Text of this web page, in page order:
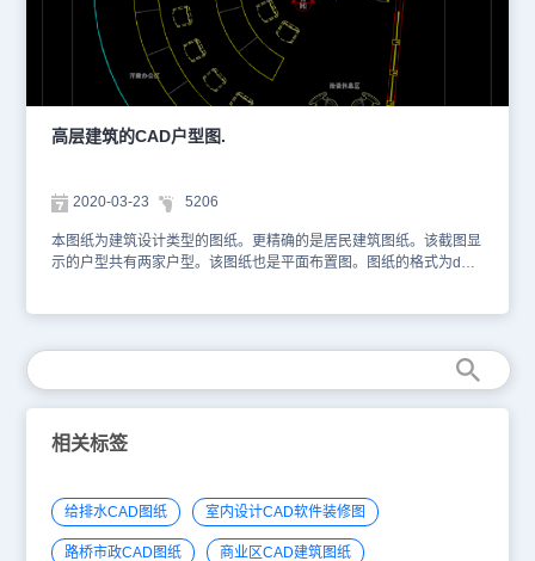
高层建筑的CAD户型图.
2020-03-23 5206
本图纸为建筑设计类型的图纸。更精确的是居民建筑图纸。该截图显
示的户型共有两家户型。该图纸也是平面布置图。图纸的格式为dwg
相关标签
给排水CAD图纸 室内设计CAD软件装修图
路桥市政CAD图纸 商业区CAD建筑图纸